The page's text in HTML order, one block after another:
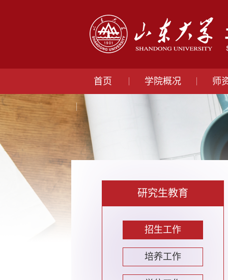
首页 学院概况 师
研究生教育
招生工作
培养工作